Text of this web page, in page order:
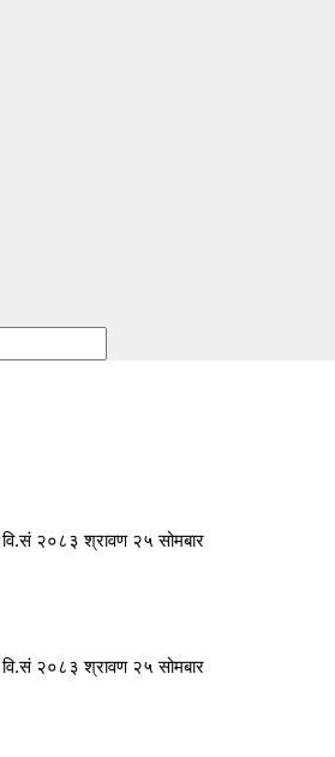
वि.सं २०८३ श्रावण २५ सोमबार
वि.सं २०८३ श्रावण २५ सोमबार